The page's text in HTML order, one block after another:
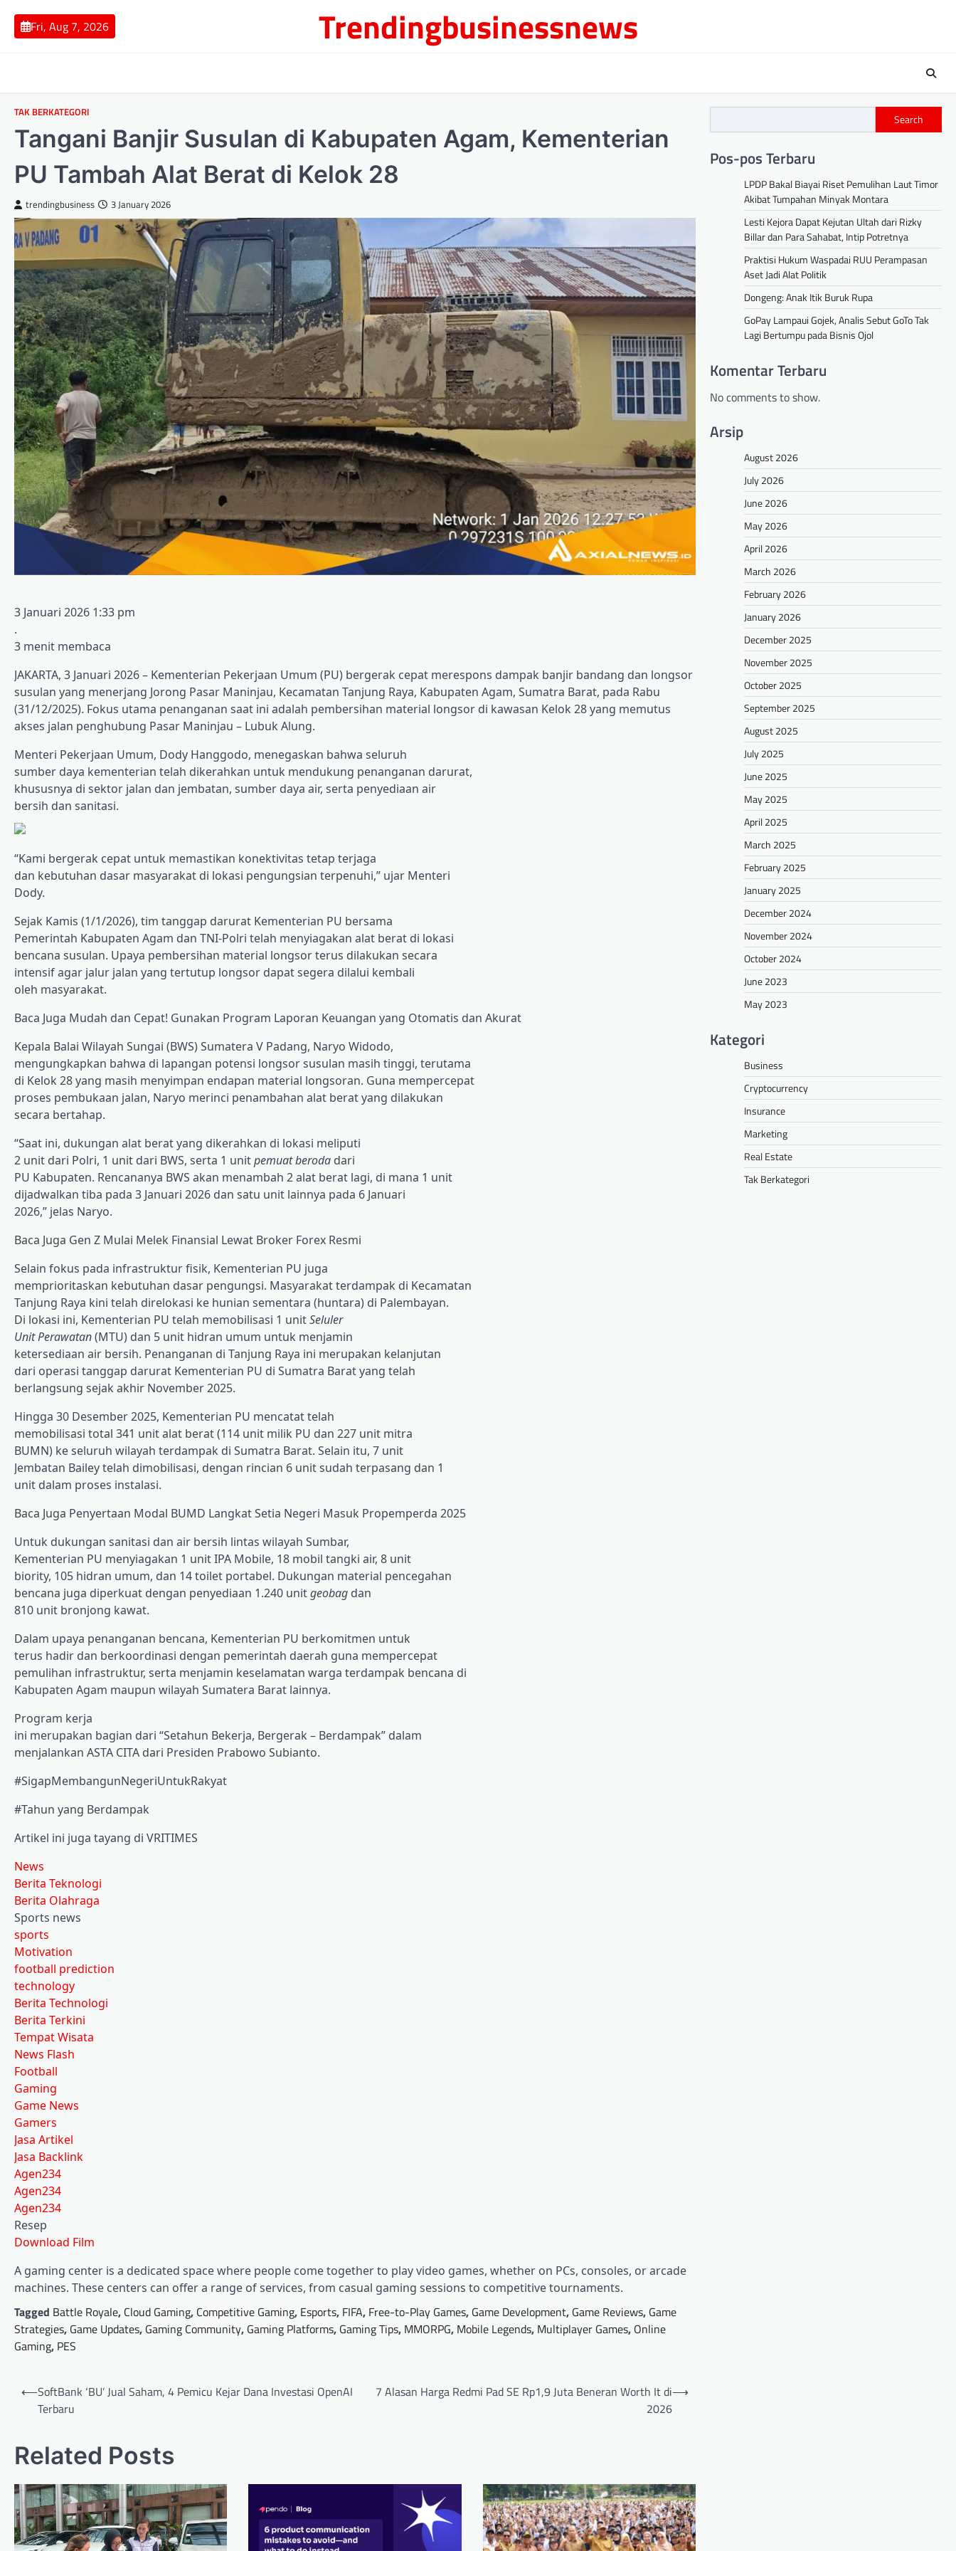
content
Fri, Aug 7, 2026 Trendingbusinessnews
TAK BERKATEGORI
Tangani Banjir Susulan di Kabupaten Agam, Kementerian
PU Tambah Alat Berat di Kelok 28
trendingbusiness 3 January 2026
3 Januari 2026 1:33 pm
.
3 menit membaca
JAKARTA, 3 Januari 2026 – Kementerian Pekerjaan Umum (PU) bergerak cepat merespons dampak banjir bandang dan longsor
susulan yang menerjang Jorong Pasar Maninjau, Kecamatan Tanjung Raya, Kabupaten Agam, Sumatra Barat, pada Rabu
(31/12/2025). Fokus utama penanganan saat ini adalah pembersihan material longsor di kawasan Kelok 28 yang memutus
akses jalan penghubung Pasar Maninjau – Lubuk Alung.
Menteri Pekerjaan Umum, Dody Hanggodo, menegaskan bahwa seluruh
sumber daya kementerian telah dikerahkan untuk mendukung penanganan darurat,
khususnya di sektor jalan dan jembatan, sumber daya air, serta penyediaan air
bersih dan sanitasi.
“Kami bergerak cepat untuk memastikan konektivitas tetap terjaga
dan kebutuhan dasar masyarakat di lokasi pengungsian terpenuhi,” ujar Menteri
Dody.
Sejak Kamis (1/1/2026), tim tanggap darurat Kementerian PU bersama
Pemerintah Kabupaten Agam dan TNI-Polri telah menyiagakan alat berat di lokasi
bencana susulan. Upaya pembersihan material longsor terus dilakukan secara
intensif agar jalur jalan yang tertutup longsor dapat segera dilalui kembali
oleh masyarakat.
Baca Juga Mudah dan Cepat! Gunakan Program Laporan Keuangan yang Otomatis dan Akurat
Kepala Balai Wilayah Sungai (BWS) Sumatera V Padang, Naryo Widodo,
mengungkapkan bahwa di lapangan potensi longsor susulan masih tinggi, terutama
di Kelok 28 yang masih menyimpan endapan material longsoran. Guna mempercepat
proses pembukaan jalan, Naryo merinci penambahan alat berat yang dilakukan
secara bertahap.
“Saat ini, dukungan alat berat yang dikerahkan di lokasi meliputi
2 unit dari Polri, 1 unit dari BWS, serta 1 unitpemuat beroda dari
PU Kabupaten. Rencananya BWS akan menambah 2 alat berat lagi, di mana 1 unit
dijadwalkan tiba pada 3 Januari 2026 dan satu unit lainnya pada 6 Januari
2026,” jelas Naryo.
Baca Juga Gen Z Mulai Melek Finansial Lewat Broker Forex Resmi
Selain fokus pada infrastruktur fisik, Kementerian PU juga
memprioritaskan kebutuhan dasar pengungsi. Masyarakat terdampak di Kecamatan
Tanjung Raya kini telah direlokasi ke hunian sementara (huntara) di Palembayan.
Di lokasi ini, Kementerian PU telah memobilisasi 1 unitSeluler
Unit Perawatan(MTU) dan 5 unit hidran umum untuk menjamin
ketersediaan air bersih. Penanganan di Tanjung Raya ini merupakan kelanjutan
dari operasi tanggap darurat Kementerian PU di Sumatra Barat yang telah
berlangsung sejak akhir November 2025.
Hingga 30 Desember 2025, Kementerian PU mencatat telah
memobilisasi total 341 unit alat berat (114 unit milik PU dan 227 unit mitra
BUMN) ke seluruh wilayah terdampak di Sumatra Barat. Selain itu, 7 unit
Jembatan Bailey telah dimobilisasi, dengan rincian 6 unit sudah terpasang dan 1
unit dalam proses instalasi.
Baca Juga Penyertaan Modal BUMD Langkat Setia Negeri Masuk Propemperda 2025
Untuk dukungan sanitasi dan air bersih lintas wilayah Sumbar,
Kementerian PU menyiagakan 1 unit IPA Mobile, 18 mobil tangki air, 8 unit
biority, 105 hidran umum, dan 14 toilet portabel. Dukungan material pencegahan
bencana juga diperkuat dengan penyediaan 1.240 unitgeobag dan
810 unit bronjong kawat.
Dalam upaya penanganan bencana, Kementerian PU berkomitmen untuk
terus hadir dan berkoordinasi dengan pemerintah daerah guna mempercepat
pemulihan infrastruktur, serta menjamin keselamatan warga terdampak bencana di
Kabupaten Agam maupun wilayah Sumatera Barat lainnya.
Program kerja
ini merupakan bagian dari “Setahun Bekerja, Bergerak – Berdampak” dalam
menjalankan ASTA CITA dari Presiden Prabowo Subianto.
#SigapMembangunNegeriUntukRakyat
#Tahun yang Berdampak
Artikel ini juga tayang di VRITIMES
News
Berita Teknologi
Berita Olahraga
Sports news
sports
Motivation
football prediction
technology
Berita Technologi
Berita Terkini
Tempat Wisata
News Flash
Football
Gaming
Game News
Gamers
Jasa Artikel
Jasa Backlink
Agen234
Agen234
Agen234
Resep
Download Film
A gaming center is a dedicated space where people come together to play video games, whether on PCs, consoles, or arcade
machines. These centers can offer a range of services, from casual gaming sessions to competitive tournaments.
Tagged Battle Royale, Cloud Gaming, Competitive Gaming, Esports, FIFA, Free-to-Play Games, Game Development, Game Reviews, Game
Strategies, Game Updates, Gaming Community, Gaming Platforms, Gaming Tips, MMORPG, Mobile Legends, Multiplayer Games, Online
Gaming, PES
Post
navigation
⟵SoftBank ‘BU’ Jual Saham, 4 Pemicu Kejar Dana Investasi OpenAI
Terbaru
7 Alasan Harga Redmi Pad SE Rp1,9 Juta Beneran Worth It di
2026
⟶
Related Posts
Search
Pos-pos Terbaru
LPDP Bakal Biayai Riset Pemulihan Laut Timor
Akibat Tumpahan Minyak Montara
Lesti Kejora Dapat Kejutan Ultah dari Rizky
Billar dan Para Sahabat, Intip Potretnya
Praktisi Hukum Waspadai RUU Perampasan
Aset Jadi Alat Politik
Dongeng: Anak Itik Buruk Rupa
GoPay Lampaui Gojek, Analis Sebut GoTo Tak
Lagi Bertumpu pada Bisnis Ojol
Komentar Terbaru
No comments to show.
Arsip
August 2026
July 2026
June 2026
May 2026
April 2026
March 2026
February 2026
January 2026
December 2025
November 2025
October 2025
September 2025
August 2025
July 2025
June 2025
May 2025
April 2025
March 2025
February 2025
January 2025
December 2024
November 2024
October 2024
June 2023
May 2023
Kategori
Business
Cryptocurrency
Insurance
Marketing
Real Estate
Tak Berkategori